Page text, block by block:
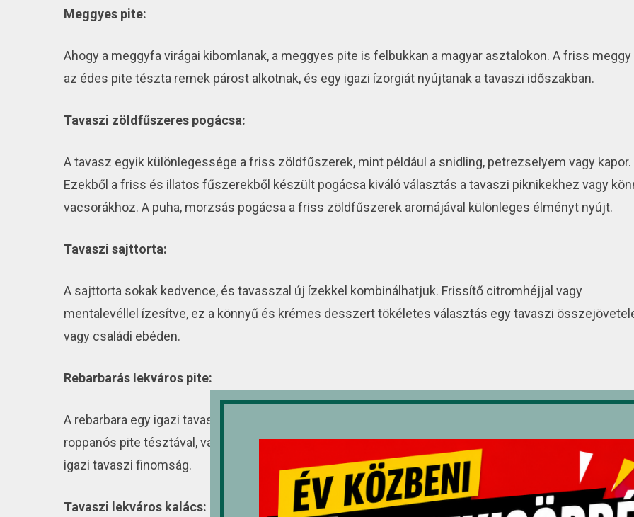
Meggyes pite:
Ahogy a meggyfa virágai kibomlanak, a meggyes pite is felbukkan a magyar asztalokon. A friss
az édes pite tészta remek párost alkotnak, és egy igazi ízorgiát nyújtanak a tavaszi időszakban.
Tavaszi zöldfűszeres pogácsa:
A tavasz egyik különlegessége a friss zöldfűszerek, mint például a snidling, petrezselyem vagy kapor.
Ezekből a friss és illatos fűszerekből készült pogácsa kiváló választás a tavaszi piknikekhez vagy
vacsorákhoz. A puha, morzsás pogácsa a friss zöldfűszerek aromájával különleges élményt nyújt.
Tavaszi sajttorta:
A sajttorta sokak kedvence, és tavasszal új ízekkel kombinálhatjuk. Frissítő citromhéjjal vagy
mentalevéllel ízesítve, ez a könnyű és krémes desszert tökéletes választás egy tavaszi
vagy családi ebéden.
Rebarbarás lekváros pite:
A rebarbara egy igazi tavaszi csemege, amelyet remekül kihasználhatunk sütéshez. Egy könnyű és
roppanós pite tésztával, valamint friss rebarbara lekvárral vagy darabokkal elkészítve, ez a sütemény
igazi tavaszi finomság.
Tavaszi lekváros kalács: